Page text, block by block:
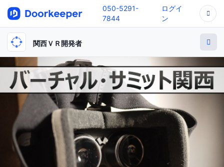
050-5291-
7844
ログイ
ン
関西ＶＲ開発者